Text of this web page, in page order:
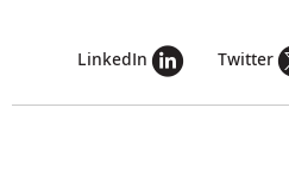
Twitter
LinkedIn